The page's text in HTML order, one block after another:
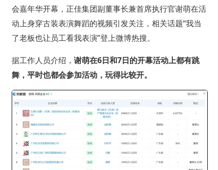
会嘉年华开幕，正佳集团副董事长兼首席执行官谢萌在活
动上身穿古装表演舞蹈的视频引发关注，相关话题“我当
了老板也让员工看我表演”登上微博热搜。
据工作人员介绍， 谢萌在6日和7日的开幕活动上都有跳
舞，平时也都会参加活动，玩得比较开。